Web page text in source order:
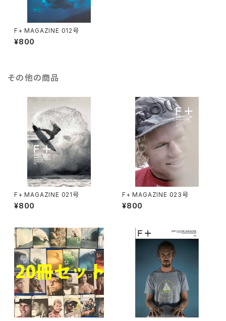
F+ MAGAZINE 012号
¥800
その他の商品
F+ MAGAZINE 021号
¥800
F+ MAGAZINE 023号
¥800